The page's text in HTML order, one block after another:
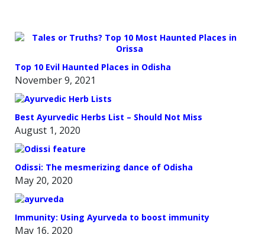
Top 10 Evil Haunted Places in Odisha
November 9, 2021
Best Ayurvedic Herbs List – Should Not Miss
August 1, 2020
Odissi: The mesmerizing dance of Odisha
May 20, 2020
Immunity: Using Ayurveda to boost immunity
May 16, 2020